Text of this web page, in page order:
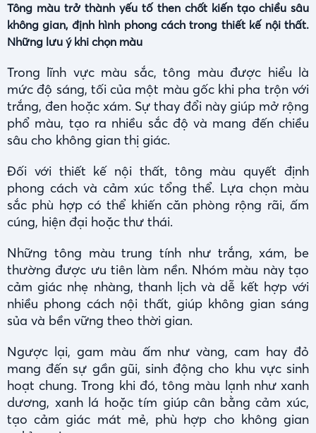
Tông màu trở thành yếu tố then chốt kiến tạo chiều sâu
không gian, định hình phong cách trong thiết kế nội thất.
Những lưu ý khi chọn màu
Trong lĩnh vực màu sắc, tông màu được hiểu là
mức độ sáng, tối của một màu gốc khi pha trộn với
trắng, đen hoặc xám. Sự thay đổi này giúp mở rộng
phổ màu, tạo ra nhiều sắc độ và mang đến chiều
sâu cho không gian thị giác.
Đối với thiết kế nội thất, tông màu quyết định
phong cách và cảm xúc tổng thể. Lựa chọn màu
sắc phù hợp có thể khiến căn phòng rộng rãi, ấm
cúng, hiện đại hoặc thư thái.
Những tông màu trung tính như trắng, xám, be
thường được ưu tiên làm nền. Nhóm màu này tạo
cảm giác nhẹ nhàng, thanh lịch và dễ kết hợp với
nhiều phong cách nội thất, giúp không gian sáng
sủa và bền vững theo thời gian.
Ngược lại, gam màu ấm như vàng, cam hay đỏ
mang đến sự gần gũi, sinh động cho khu vực sinh
hoạt chung. Trong khi đó, tông màu lạnh như xanh
dương, xanh lá hoặc tím giúp cân bằng cảm xúc,
tạo cảm giác mát mẻ, phù hợp cho không gian